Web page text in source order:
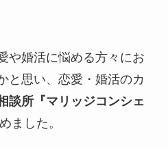
や婚活に悩める方々にお
と思い、恋愛・婚活のカ
談所『マリッジコンシェ
ました。